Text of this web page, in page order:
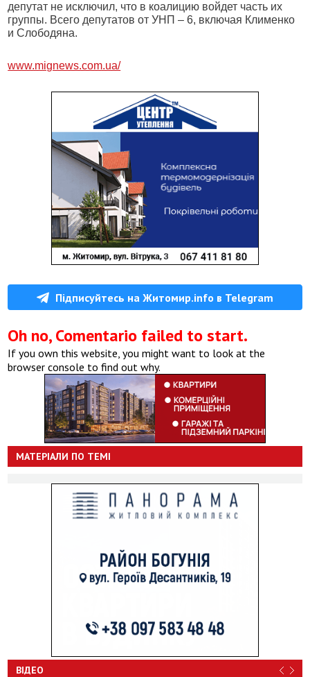
депутат не исключил, что в коалицию войдет часть их
группы. Всего депутатов от УНП – 6, включая Клименко
и Слободяна.
www.mignews.com.ua/
Підписуйтесь на Житомир.info в Telegram
Oh no, Comentario failed to start.
If you own this website, you might want to look at the
browser console to find out why.
МАТЕРІАЛИ ПО ТЕМІ
ВІДЕО